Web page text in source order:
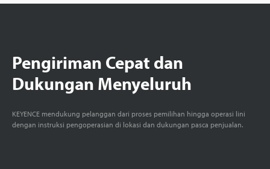
Pengiriman Cepat dan
Dukungan Menyeluruh
KEYENCE mendukung pelanggan dari proses pemilihan hingga operasi lini
dengan instruksi pengoperasian di lokasi dan dukungan pasca penjualan.